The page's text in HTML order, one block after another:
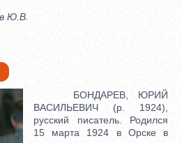
Ю.В.
БОНДАРЕВ, ЮРИЙ
ВАСИЛЬЕВИЧ (р. 1924),
русский писатель. Родился
15 марта 1924 в Орске в